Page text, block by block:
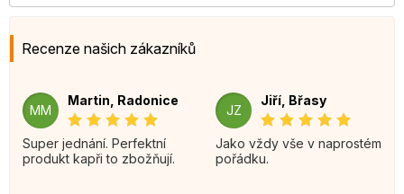
Recenze našich zákazníků
MM
Martin, Radonice
Super jednání. Perfektní
produkt kapři to zbožňují.
JZ
Jiří, Břasy
Jako vždy vše v naprostém
pořádku.